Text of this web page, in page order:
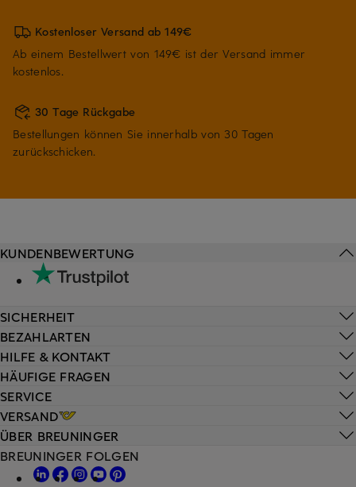
Kostenloser Versand ab 149€
Ab einem Bestellwert von 149€ ist der Versand immer
kostenlos.
30 Tage Rückgabe
Bestellungen können Sie innerhalb von 30 Tagen
zurückschicken.
HILFE & KONTAKT
HÄUFIGE FRAGEN
SERVICE
VERSAND
KUNDENBEWERTUNG
SICHERHEIT
BEZAHLARTEN
ÜBER BREUNINGER
BREUNINGER FOLGEN